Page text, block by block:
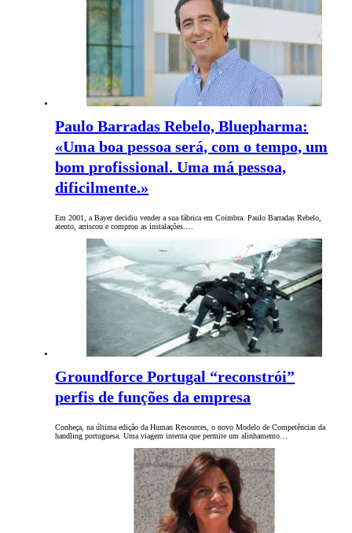
Paulo Barradas Rebelo, Bluepharma:
«Uma boa pessoa será, com o tempo, um
bom profissional. Uma má pessoa,
dificilmente.»
Em 2001, a Bayer decidiu vender a sua fábrica em Coimbra. Paulo Barradas Rebelo,
atento, arriscou e comprou as instalações.…
Groundforce Portugal “reconstrói”
perfis de funções da empresa
Conheça, na última edição da Human Resources, o novo Modelo de Competências da
handling portuguesa. Uma viagem interna que permite um alinhamento…